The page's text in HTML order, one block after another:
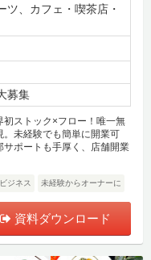
ツ、カフェ・喫茶店・
募集
初ストック×フロー！唯一無
未経験でも簡単に開業可
ポートも手厚く、店舗開業
ジネス 未経験からオーナーに
資料ダウンロード